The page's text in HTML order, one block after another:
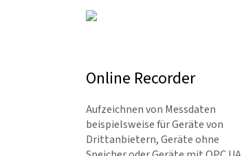
Online Recorder
Aufzeichnen von Messdaten
beispiels­weise für Geräte von
Drittanbietern, Geräte ohne